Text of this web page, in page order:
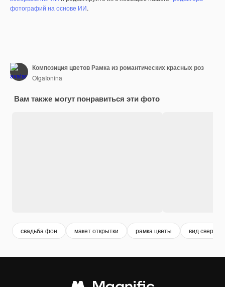
фотографий на основе ИИ.
Композиция цветов Рамка из романтических красных роз
OlgaIonina
Вам также могут понравиться эти фото
свадьба фон макет открытки рамка цветы вид сверху